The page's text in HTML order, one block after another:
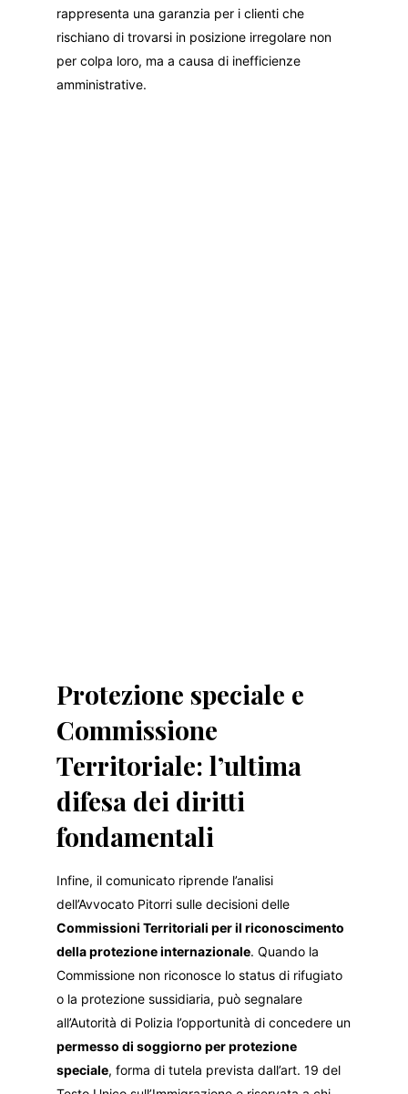
rappresenta una garanzia per i clienti che
rischiano di trovarsi in posizione irregolare non
per colpa loro, ma a causa di inefficienze
amministrative.
Protezione speciale e
Commissione
Territoriale: l’ultima
difesa dei diritti
fondamentali
Infine, il comunicato riprende l’analisi
dell’Avvocato Pitorri sulle decisioni delle
Commissioni Territoriali per il riconoscimento
della protezione internazionale. Quando la
Commissione non riconosce lo status di rifugiato
o la protezione sussidiaria, può segnalare
all’Autorità di Polizia l’opportunità di concedere un
permesso di soggiorno per protezione
speciale, forma di tutela prevista dall’art. 19 del